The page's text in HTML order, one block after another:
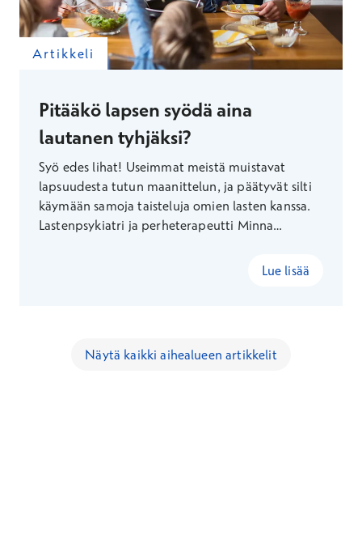
Artikkeli
Pitääkö lapsen syödä aina
lautanen tyhjäksi?
Syö edes lihat! Useimmat meistä muistavat
lapsuudesta tutun maanittelun, ja päätyvät silti
käymään samoja taisteluja omien lasten kanssa.
Lastenpsykiatri ja perheterapeutti Minna
ruokailuhetkiin ja kertoo, miten syömisestä voi
Lue lisää
Näytä kaikki aihealueen artikkelit